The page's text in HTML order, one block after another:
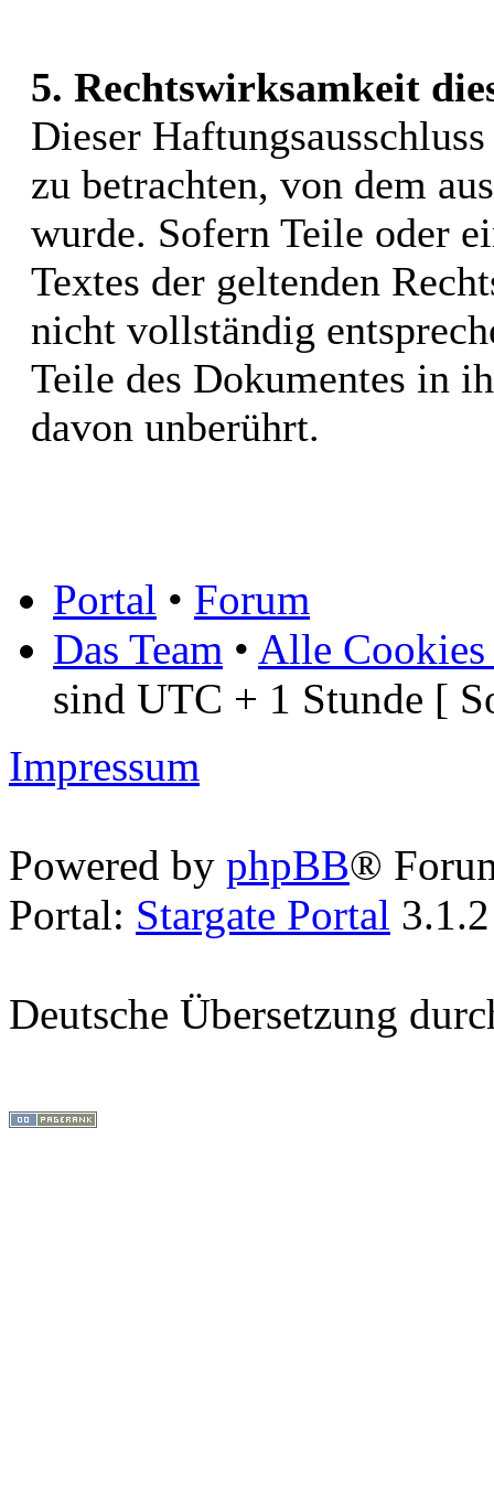
5. Rechtswirksamkeit
Dieser
zu betrachten, von dem
wurde. Sofern Teile oder
Textes der geltenden
nicht vollständig
Teile des Dokumentes in
davon unberührt.
Portal • Forum
Das Team • Alle Cookies
sind UTC + 1 Stunde [
Impressum
Powered by phpBB®
Portal: Stargate Portal
Deutsche Übersetzung